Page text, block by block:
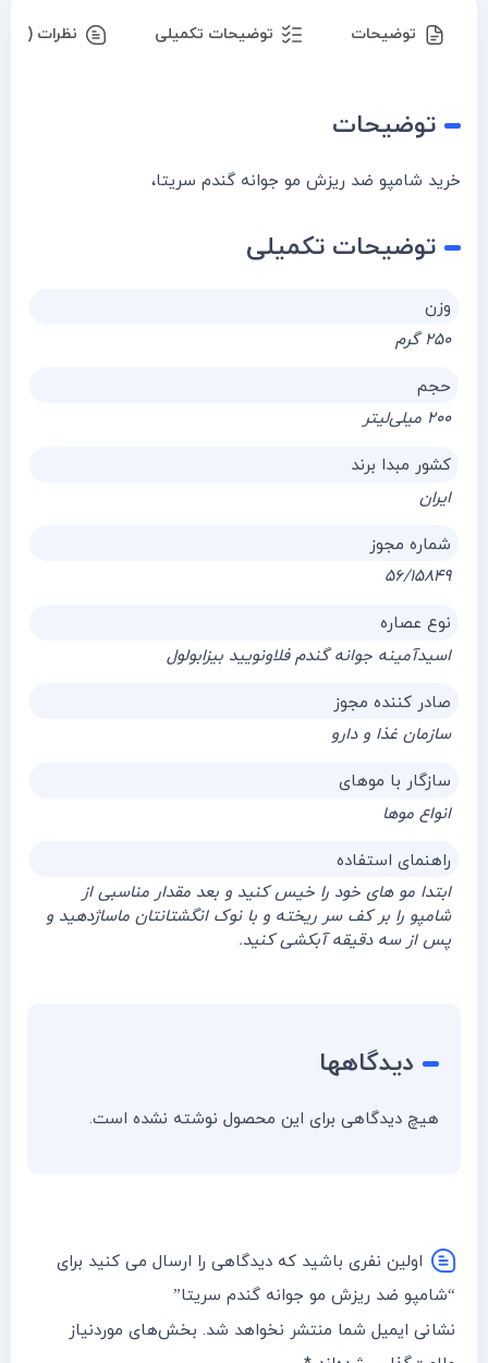
توضیحات توضیحات تکمیلی نظرات (۰)
توضیحات
خرید شامپو ضد ریزش مو جوانه گندم سریتا،
توضیحات تکمیلی
وزن
۲۵۰ گرم
حجم
۲۰۰ میلی‌لیتر
کشور مبدا برند
ایران
شماره مجوز
۵۶/۱۵۸۴۹
نوع عصاره
اسیدآمینه جوانه گندم فلاونویید بیزابولول
صادر کننده مجوز
سازمان غذا و دارو
سازگار با موهای
انواع موها
راهنمای استفاده
ابتدا مو های خود را خیس کنید و بعد مقدار مناسبی از
شامپو را بر کف سر ریخته و با نوک انگشتانتان ماساژدهید و
پس از سه دقیقه آبکشی کنید.
دیدگاهها
هیچ دیدگاهی برای این محصول نوشته نشده است.
اولین نفری باشید که دیدگاهی را ارسال می کنید برای
“شامپو ضد ریزش مو جوانه گندم سریتا”
نشانی ایمیل شما منتشر نخواهد شد. بخش‌های موردنیاز